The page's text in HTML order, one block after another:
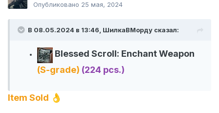
Опубликовано 25 мая, 2024
В 08.05.2024 в 13:46, ШилкаВМорду сказал:
Blessed Scroll: Enchant Weapon
(S-grade) (224 pcs.)
Item Sold 👌